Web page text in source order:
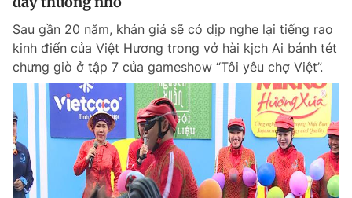
Sau gần 20 năm, khán giả sẽ có dịp nghe lại tiếng rao
kinh điển của Việt Hương trong vở hài kịch Ai bánh tét
chưng giò ở tập 7 của gameshow “Tôi yêu chợ Việt”.